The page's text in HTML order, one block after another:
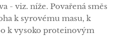
- viz. níže. Povařená směs
k syrovému masu, k
k vysoko proteinovým